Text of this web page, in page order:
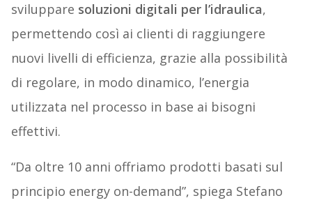
sviluppare soluzioni digitali per l’idraulica,
permettendo così ai clienti di raggiungere
nuovi livelli di efficienza, grazie alla possibilità
di regolare, in modo dinamico, l’energia
utilizzata nel processo in base ai bisogni
effettivi.
“Da oltre 10 anni offriamo prodotti basati sul
principio energy on-demand”, spiega Stefano